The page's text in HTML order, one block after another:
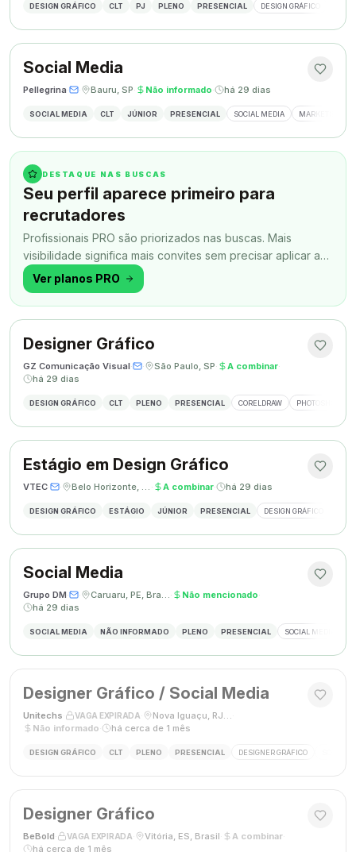
DESIGN GRÁFICO CLT PJ PLENO PRESENCIAL DESIGN GRÁFICO
Social Media
Pellegrina· · Bauru, SP· Não informado· há 29 dias
SOCIAL MEDIA CLT JÚNIOR PRESENCIAL SOCIAL MEDIA MARKETING
DESTAQUE NAS BUSCAS
Seu perfil aparece primeiro para
recrutadores
Profissionais PRO são priorizados nas buscas. Mais
visibilidade significa mais convites sem precisar aplicar a
todo momento.
Ver planos PRO
Designer Gráfico
GZ Comunicação Visual· · São Paulo, SP· A combinar·
há 29 dias
DESIGN GRÁFICO CLT PLENO PRESENCIAL CORELDRAW PHOTOSHOP
Estágio em Design Gráfico
VTEC· · Belo Horizonte, MG · A combinar· há 29 dias
DESIGN GRÁFICO ESTÁGIO JÚNIOR PRESENCIAL DESIGN GRÁFICO
Social Media
Grupo DM· · Caruaru, PE, Brasil· Não mencionado·
há 29 dias
SOCIAL MEDIA NÃO INFORMADO PLENO PRESENCIAL SOCIAL MEDIA
Designer Gráfico / Social Media
Unitechs VAGA EXPIRADA Nova Iguaçu, RJ, Brasil
Não informado
há cerca de 1 mês
DESIGN GRÁFICO CLT PLENO PRESENCIAL DESIGNER GRÁFICO
Designer Gráfico
BeBold VAGA EXPIRADA Vitória, ES, Brasil A combinar·
há cerca de 1 mês